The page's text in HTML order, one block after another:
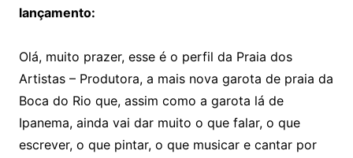
lançamento:
Olá, muito prazer, esse é o perfil da Praia dos
Artistas – Produtora, a mais nova garota de praia da
Boca do Rio que, assim como a garota lá de
Ipanema, ainda vai dar muito o que falar, o que
escrever, o que pintar, o que musicar e cantar por